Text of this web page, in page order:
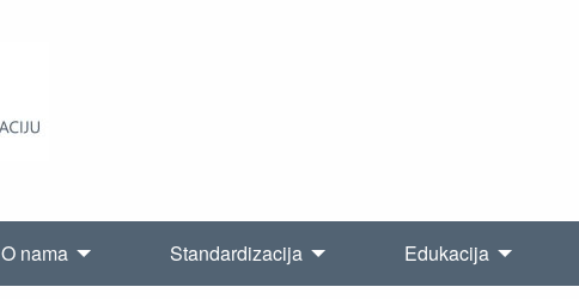
O nama Standardizacija Edukacija